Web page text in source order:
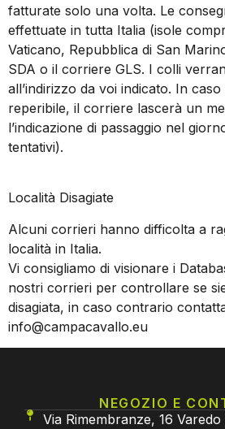
fatturate solo una volta. Le
effettuate in tutta Italia (isole
Vaticano, Repubblica di San
SDA o il corriere GLS. I colli
all’indirizzo da voi indicato. In
reperibile, il corriere lascerà un
l’indicazione di passaggio nel
tentativi).
Località Disagiate
Alcuni corrieri hanno difficolta a
località in Italia.
Vi consigliamo di visionare i
nostri corrieri per controllare se
disagiata, in caso contrario
info@campacavallo.eu
NEGOZIO E
Via Rimembranze, 16